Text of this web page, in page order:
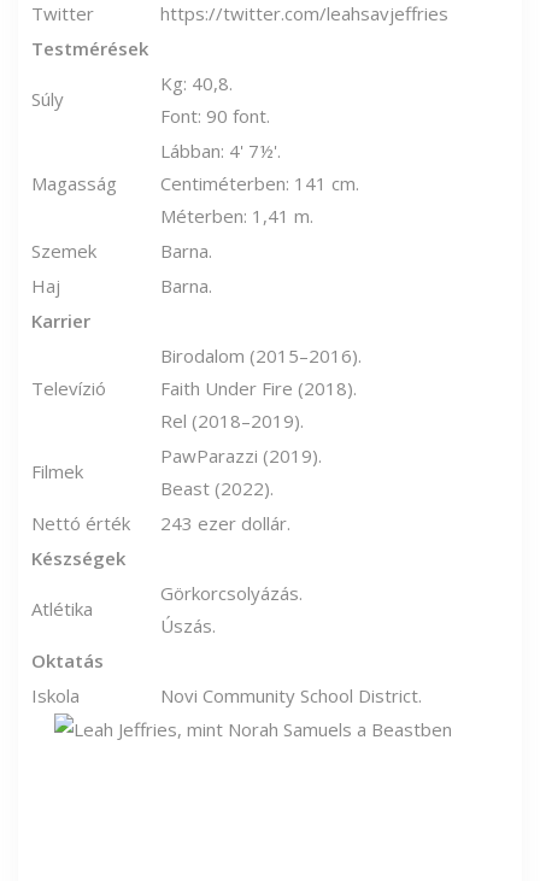
Twitter
https://twitter.com/leahsavjeffries
Testmérések
Súly
Kg: 40,8.
Font: 90 font.
Magasság
Lábban: 4' 7½'.
Centiméterben: 141 cm.
Méterben: 1,41 m.
Szemek
Barna.
Haj
Barna.
Karrier
Televízió
Birodalom (2015–2016).
Faith Under Fire (2018).
Rel (2018–2019).
Filmek
PawParazzi (2019).
Beast (2022).
Nettó érték
243 ezer dollár.
Készségek
Atlétika
Görkorcsolyázás.
Úszás.
Oktatás
Iskola
Novi Community School District.